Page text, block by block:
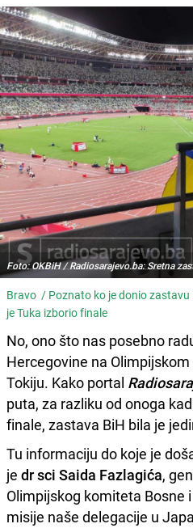
Foto: OKBiH / Radiosarajevo.ba: Sretna
Bravo / Poznato ko je donio
je Tuka izborio finale
No, ono što nas posebno
Hercegovine na
Tokiju. Kako portal
puta, za razliku od onoga
finale, zastava BiH bila je
Tu informaciju do koje je
je dr sci Saida Fazlagića,
Olimpijskog komiteta Bosne
misije naše delegacije u